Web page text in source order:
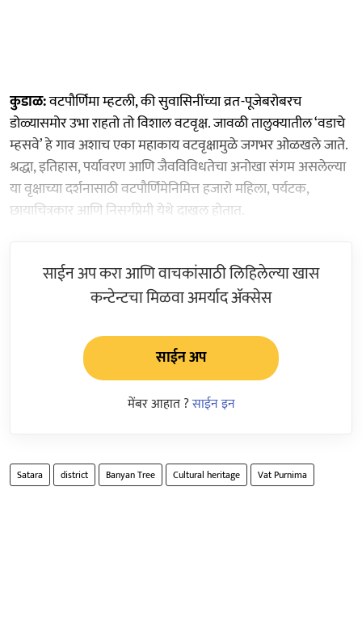
कुडाळ:वटपौर्णिमा म्हटली, की सुवासिनींच्या व्रत-पूजेबरोबरच
डोळ्यासमोर उभा राहतो तो विशाल वटवृक्ष. जावळी तालुक्यातील ‘वडाचे
म्हसवे’ हे गाव अशाच एका महाकाय वटवृक्षामुळे जगभर ओळखले जाते.
श्रद्धा, इतिहास, पर्यावरण आणि जैवविविधतेचा अनोखा संगम असलेल्या
या वृक्षाच्या दर्शनासाठी वटपौर्णिमेनिमित्त हजारो महिला, पर्यटक,
छायाचित्रकार आणि निसर्गप्रेमी येथे दाखल होतात.
साईन अप करा आणि वाचकांसाठी लिहिलेल्या खास
कन्टेन्टचा मिळवा अमर्याद ॲक्सेस
साईन अप
मेंबर आहात ?साईन इन
Satara district Banyan Tree Cultural heritage Vat Purnima